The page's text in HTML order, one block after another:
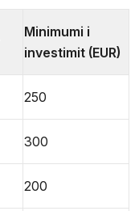
Minimumi i
investimit (EUR)
250
300
200